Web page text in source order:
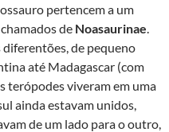
pertencem a um
de Noasaurinae
de pequeno
até Madagascar (com
terópodes viveram em uma
ainda estavam unidos,
de um lado para o outro,